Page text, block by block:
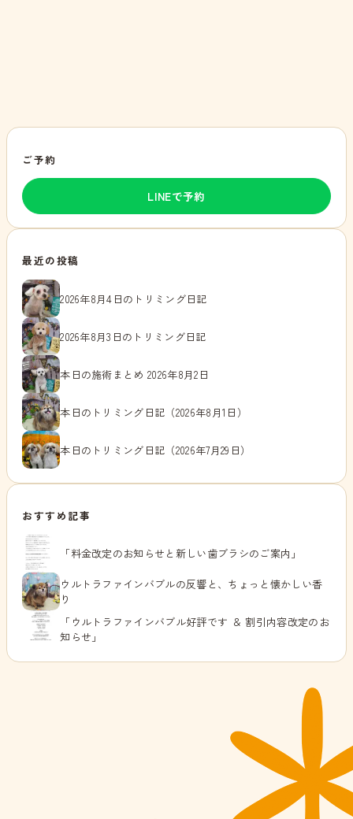
ご予約
LINEで予約
最近の投稿
2026年8月4日のトリミング日記
2026年8月3日のトリミング日記
本日の施術まとめ 2026年8月2日
本日のトリミング日記（2026年8月1日）
本日のトリミング日記（2026年7月29日）
おすすめ記事
「料金改定のお知らせと新しい歯ブラシのご案内」
ウルトラファインバブルの反響と、ちょっと懐かしい香
り
「ウルトラファインバブル好評です ＆ 割引内容改定のお
知らせ」